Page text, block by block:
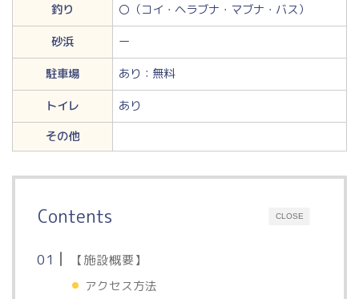
釣り
〇（コイ・ヘラブナ・マブナ・バス）
砂浜
ー
駐車場
あり：無料
トイレ
あり
その他
CLOSE
Contents
【施設概要】
アクセス方法